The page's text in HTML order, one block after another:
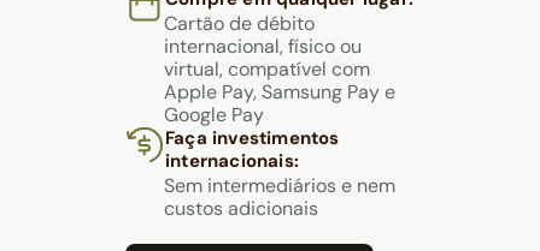
Cartão de débito
internacional, físico ou
virtual, compatível com
Apple Pay, Samsung Pay e
Google Pay
Faça investimentos
internacionais:
Sem intermediários e nem
custos adicionais